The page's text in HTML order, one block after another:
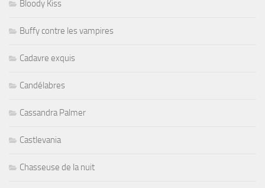
Bloody Kiss
Buffy contre les vampires
Cadavre exquis
Candélabres
Cassandra Palmer
Castlevania
Chasseuse de la nuit